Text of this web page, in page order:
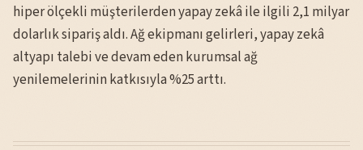
hiper ölçekli müşterilerden yapay zekâ ile ilgili 2,1 milyar
dolarlık sipariş aldı. Ağ ekipmanı gelirleri, yapay zekâ
altyapı talebi ve devam eden kurumsal ağ
yenilemelerinin katkısıyla %25 arttı.